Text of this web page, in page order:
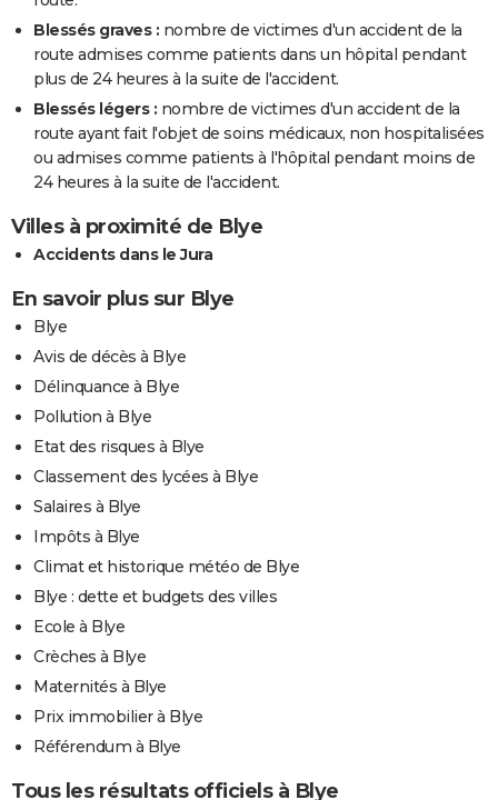
Blessés graves : nombre de victimes d'un accident de la
route admises comme patients dans un hôpital pendant
plus de 24 heures à la suite de l'accident.
Blessés légers : nombre de victimes d'un accident de la
route ayant fait l'objet de soins médicaux, non hospitalisées
ou admises comme patients à l'hôpital pendant moins de
24 heures à la suite de l'accident.
Villes à proximité de Blye
Accidents dans le Jura
En savoir plus sur Blye
Blye
Avis de décès à Blye
Délinquance à Blye
Pollution à Blye
Etat des risques à Blye
Classement des lycées à Blye
Salaires à Blye
Impôts à Blye
Climat et historique météo de Blye
Blye : dette et budgets des villes
Ecole à Blye
Crèches à Blye
Maternités à Blye
Prix immobilier à Blye
Référendum à Blye
Tous les résultats officiels à Blye